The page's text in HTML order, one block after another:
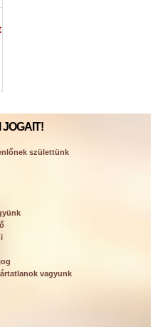
JOGAIT!
születtünk
vagyunk